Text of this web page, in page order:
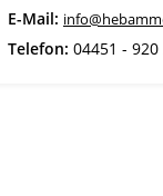
E-Mail:
Telefon: 04451 - 920